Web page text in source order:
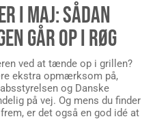
I MAJ: SÅDAN
GÅR OP I RØG
ved at tænde op i grillen?
ekstra opmærksom på,
og Danske
på vej. Og mens du finder
er det også en god idé at